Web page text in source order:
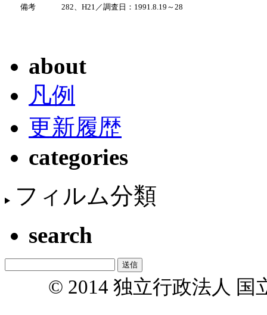
備考
282、H21／調査日：1991.8.19～28
about
凡例
更新履歴
categories
フィルム分類
search
© 2014 独立行政法人 国